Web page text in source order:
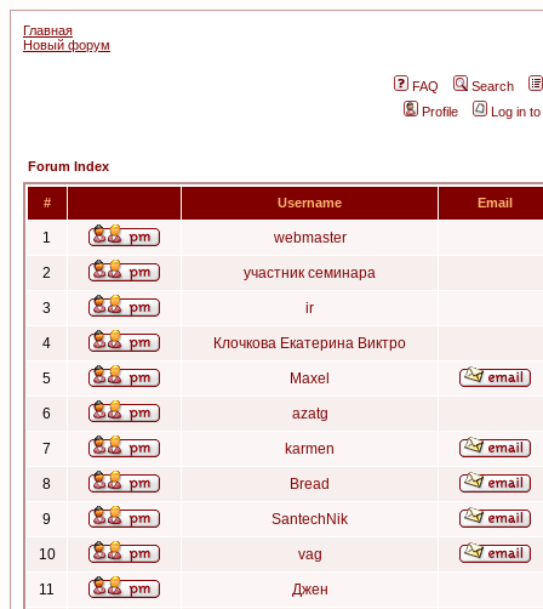
Главная
Новый форум
FAQ
Search
Profile
Log in
Forum Index
# Username Email
1 webmaster
2 участник семинара
3 ir
4 Клочкова Екатерина Виктро
5 Maxel
6 azatg
7 karmen
8 Bread
9 SantechNik
10 vag
11 Джен